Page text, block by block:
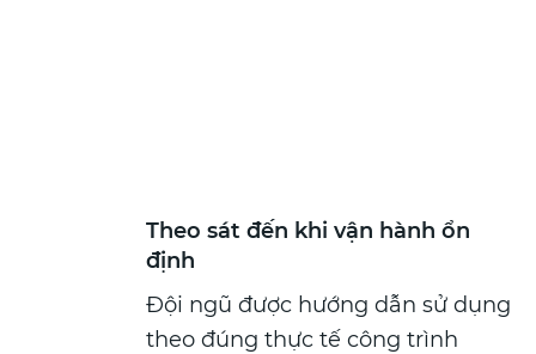
Theo sát đến khi vận hành ổn
định
Đội ngũ được hướng dẫn sử dụng
theo đúng thực tế công trình